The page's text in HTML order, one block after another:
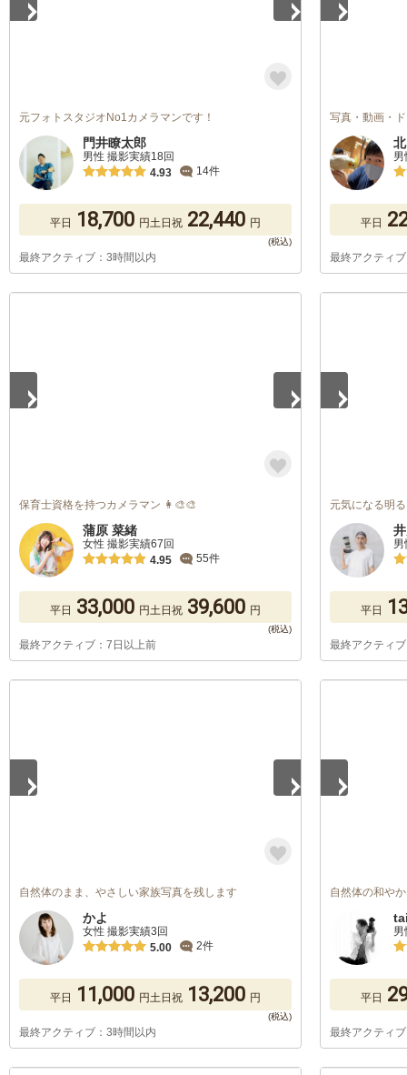
元フォトスタジオNo1カメラマンです！
門井瞭太郎
男性 撮影実績18回
4.93
14件
平日 18,700 円土日祝 22,440 円
最終アクティブ：3時間以内
写真・動画・
平日
最終アクティ
保育士資格を持つカメラマン 👩‍🎨🎨
蒲原 菜緒
女性 撮影実績67回
4.95
55件
平日 33,000 円土日祝 39,600 円
最終アクティブ：7日以上前
元気になる明
男
平日
最終アクティ
自然体のまま、やさしい家族写真を残します
かよ
女性 撮影実績3回
5.00
2件
平日 11,000 円土日祝 13,200 円
最終アクティブ：3時間以内
自然体の和や
平日
最終アクティ